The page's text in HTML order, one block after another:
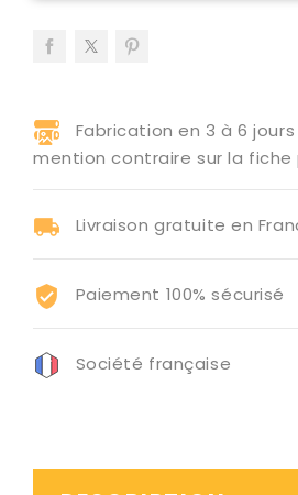
Fabrication en 3 à 6
mention contraire sur la fiche
Livraison gratuite en
Paiement 100% sécurisé
Société française